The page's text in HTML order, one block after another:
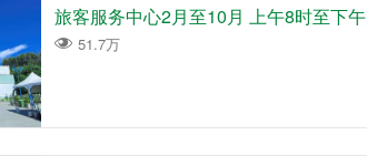
51.7万